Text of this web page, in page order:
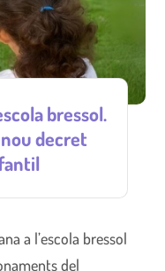
bressol.
decret
a l’escola bressol
del